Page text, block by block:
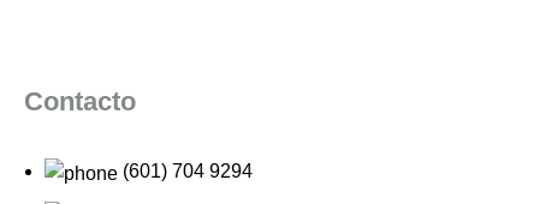
Contacto
(601) 704 9294